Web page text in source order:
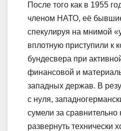
После того как в 1955
членом НАТО, её
спекулируя на мнимой
вплотную приступили к
бундесвера при
финансовой и
западных держав. В
с нуля,
сумели за сравнительно
развернуть технически